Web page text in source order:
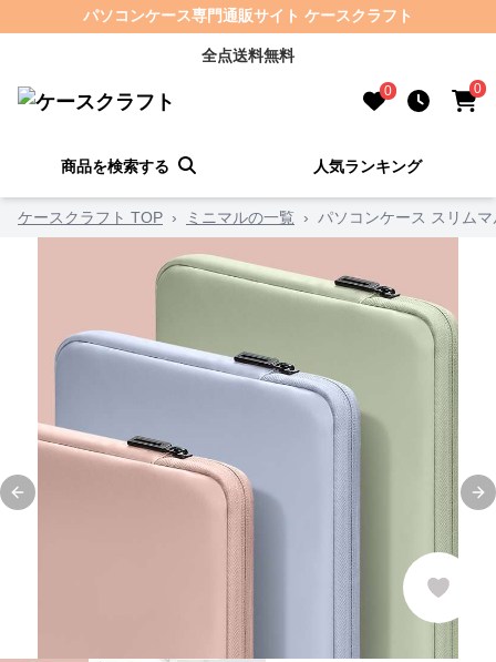
パソコンケース専門通販サイト ケースクラフト
全点送料無料
0 0
商品を検索する 人気ランキング
ケースクラフト TOP › ミニマルの一覧 › パソコンケース スリム
Previous slide